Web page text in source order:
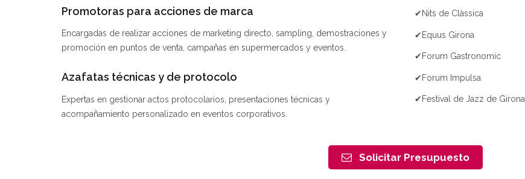
Promotoras para acciones de marca
Encargadas de realizar acciones de marketing directo, sampling, demostraciones y
promoción en puntos de venta, campañas en supermercados y eventos.
Azafatas técnicas y de protocolo
Expertas en gestionar actos protocolarios, presentaciones técnicas y
acompañamiento personalizado en eventos corporativos.
✔Nits de Clàssica
✔Equus Girona
✔Forum Gastronomic
✔Forum Impulsa
✔Festival de Jazz de Girona
Solicitar Presupuesto